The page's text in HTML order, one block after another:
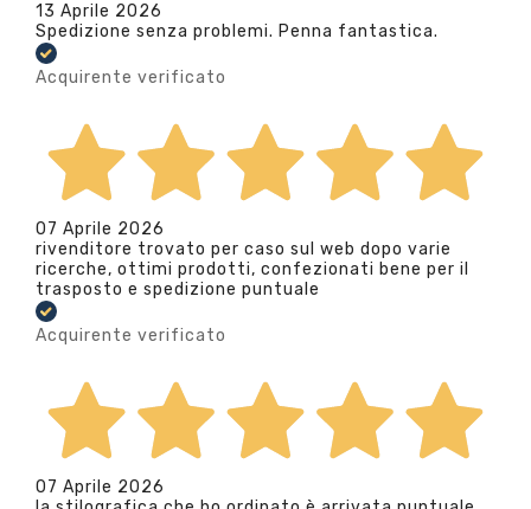
13 Aprile 2026
Spedizione senza problemi. Penna fantastica.
Acquirente verificato
07 Aprile 2026
rivenditore trovato per caso sul web dopo varie
ricerche, ottimi prodotti, confezionati bene per il
trasposto e spedizione puntuale
Acquirente verificato
07 Aprile 2026